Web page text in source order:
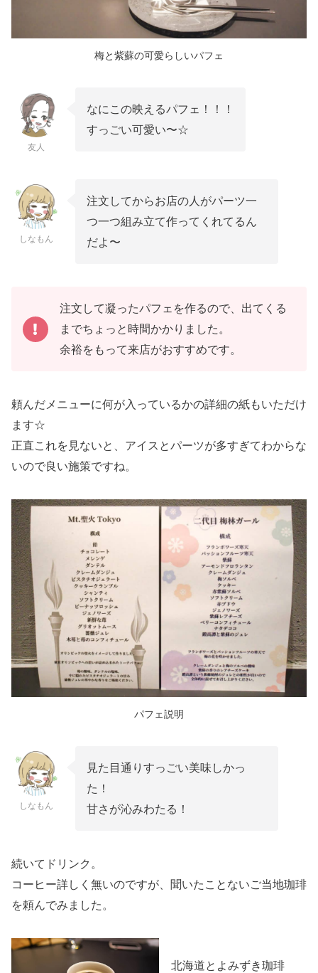
梅と紫蘇の可愛らしいパフェ
友人
なにこの映えるパフェ！！！
すっごい可愛い〜☆
しなもん
注文してからお店の人がパーツ一
つ一つ組み立て作ってくれてるん
だよ〜
注文して凝ったパフェを作るので、出てくる
までちょっと時間かかりました。
余裕をもって来店がおすすめです。
頼んだメニューに何が入っているかの詳細の紙もいただけ
ます☆
正直これを見ないと、アイスとパーツが多すぎてわからな
いので良い施策ですね。
パフェ説明
しなもん
見た目通りすっごい美味しかっ
た！
甘さが沁みわたる！
続いてドリンク。
コーヒー詳しく無いのですが、聞いたことないご当地珈琲
を頼んでみました。
北海道とよみずき珈琲